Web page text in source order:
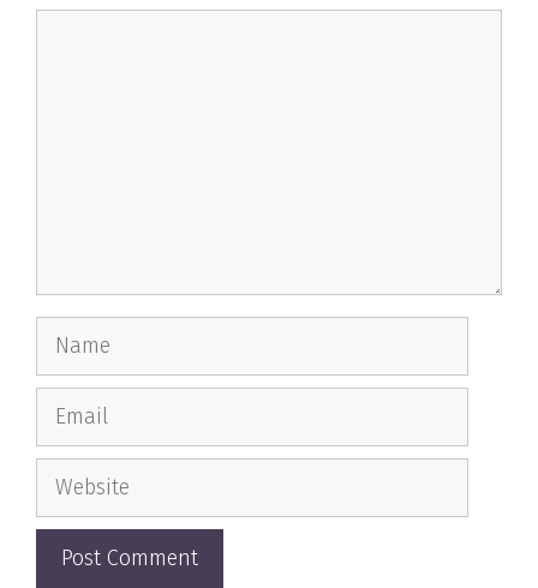
Name
Email
Website